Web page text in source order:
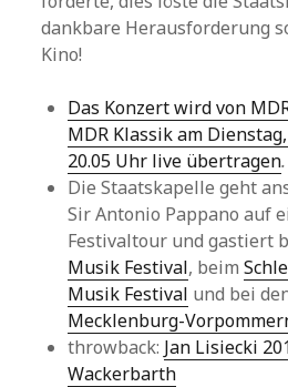
dankbare Herausforderung
Kino!
Das Konzert wird von
MDR Klassik am
20.05 Uhr live übertragen.
Die Staatskapelle geht
Sir Antonio Pappano auf
Festivaltour und gastiert
Musik Festival, beim
Musik Festival und bei
Mecklenburg-
throwback: Jan Lisiecki
Wackerbarth